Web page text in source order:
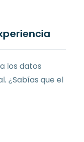
los datos
¿Sabías que el